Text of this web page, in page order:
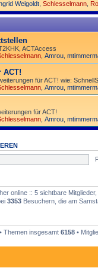
Weigoldt Schlesselmann
ACTAccess
Amrou
ACT!
für ACT! wie:
Amrou
für ACT!
Amrou
online :: 5 sichtbare
3353 Besuchern, die am
• Themen insgesamt 6158 •